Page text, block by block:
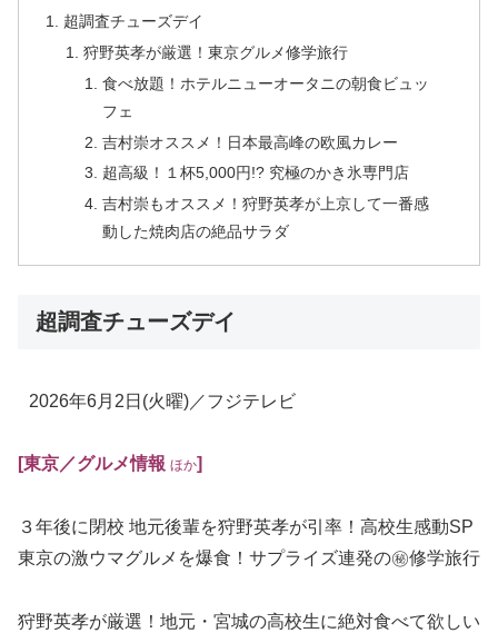
超調査チューズデイ
狩野英孝が厳選！東京グルメ修学旅行
食べ放題！ホテルニューオータニの朝食ビュッ
フェ
吉村崇オススメ！日本最高峰の欧風カレー
超高級！１杯5,000円!? 究極のかき氷専門店
吉村崇もオススメ！狩野英孝が上京して一番感
動した焼肉店の絶品サラダ
超調査チューズデイ
2026年6月2日 (火曜) ／フジテレビ
[東京／グルメ情報 ほか]
３年後に閉校 地元後輩を狩野英孝が引率！高校生感動SP
東京の激ウマグルメを爆食！サプライズ連発の㊙修学旅行
狩野英孝が厳選！地元・宮城の高校生に絶対食べて欲しい